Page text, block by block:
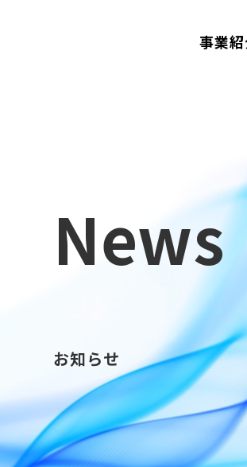
事業
News
お知らせ